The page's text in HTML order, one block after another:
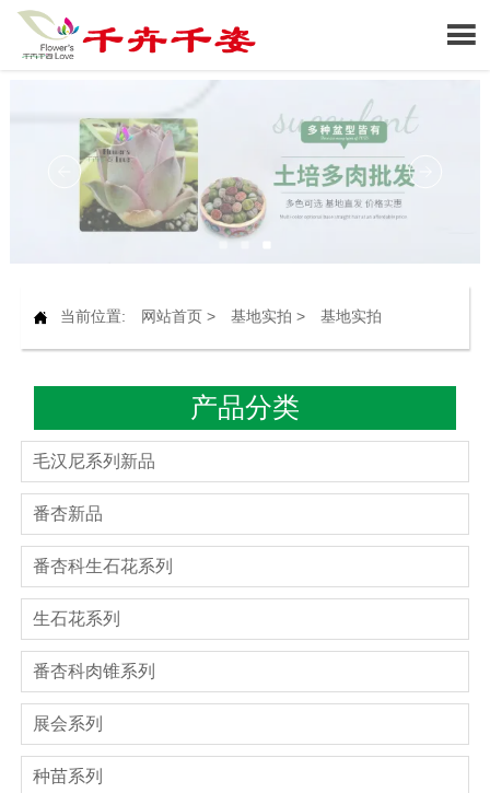

 当前位置: 网站首页> 基地实拍 > 基地实拍
产品分类
毛汉尼系列新品
番杏新品
番杏科生石花系列
生石花系列
番杏科肉锥系列
展会系列
种苗系列